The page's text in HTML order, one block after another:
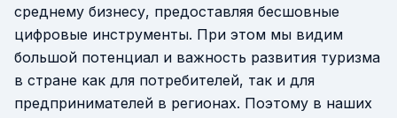
среднему бизнесу, предоставляя бесшовные
цифровые инструменты. При этом мы видим
большой потенциал и важность развития туризма
в стране как для потребителей, так и для
предпринимателей в регионах. Поэтому в наших